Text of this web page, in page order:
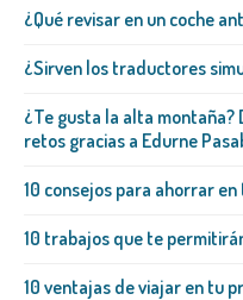
¿Qué revisar en un coche
¿Sirven los traductores
¿Te gusta la alta montaña?
retos gracias a Edurne
10 consejos para ahorrar en
10 trabajos que te
10 ventajas de viajar en tu